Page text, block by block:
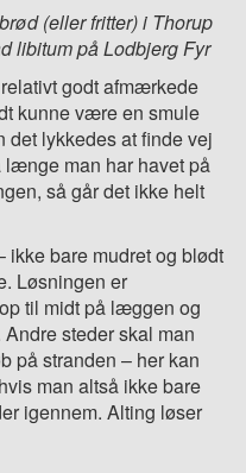
(eller fritter) i Thorup
libitum på Lodbjerg Fyr
godt afmærkede
kunne være en smule
det lykkedes at finde vej
længe man har havet på
så går det ikke helt
ikke bare mudret og blødt
Løsningen er
til midt på læggen og
steder skal man
på stranden – her kan
man altså ikke bare
igennem. Alting løser